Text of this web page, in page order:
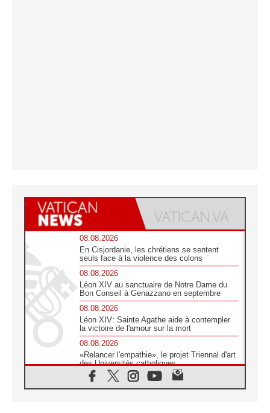
08.08.2026
En Cisjordanie, les chrétiens se sentent
seuls face à la violence des colons
08.08.2026
Léon XIV au sanctuaire de Notre Dame du
Bon Conseil à Genazzano en septembre
08.08.2026
Léon XIV: Sainte Agathe aide à contempler
la victoire de l'amour sur la mort
08.08.2026
«Relancer l'empathie», le projet Triennal d'art
des Universités catholiques
08.08.2026
Signis 2026, donner la parole aux religieuses